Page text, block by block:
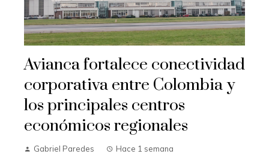
Avianca fortalece conectividad
corporativa entre Colombia y
los principales centros
económicos regionales
Gabriel Paredes Hace 1 semana